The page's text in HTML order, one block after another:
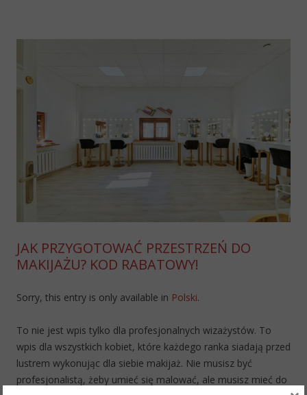
JAK PRZYGOTOWAĆ PRZESTRZEŃ DO
MAKIJAŻU? KOD RABATOWY!
Sorry, this entry is only available in Polski.
To nie jest wpis tylko dla profesjonalnych wizażystów. To
wpis dla wszystkich kobiet, które każdego ranka siadają przed
lustrem wykonując dla siebie makijaż. Nie musisz być
profesjonalistą, żeby umieć się malować, ale musisz mieć do